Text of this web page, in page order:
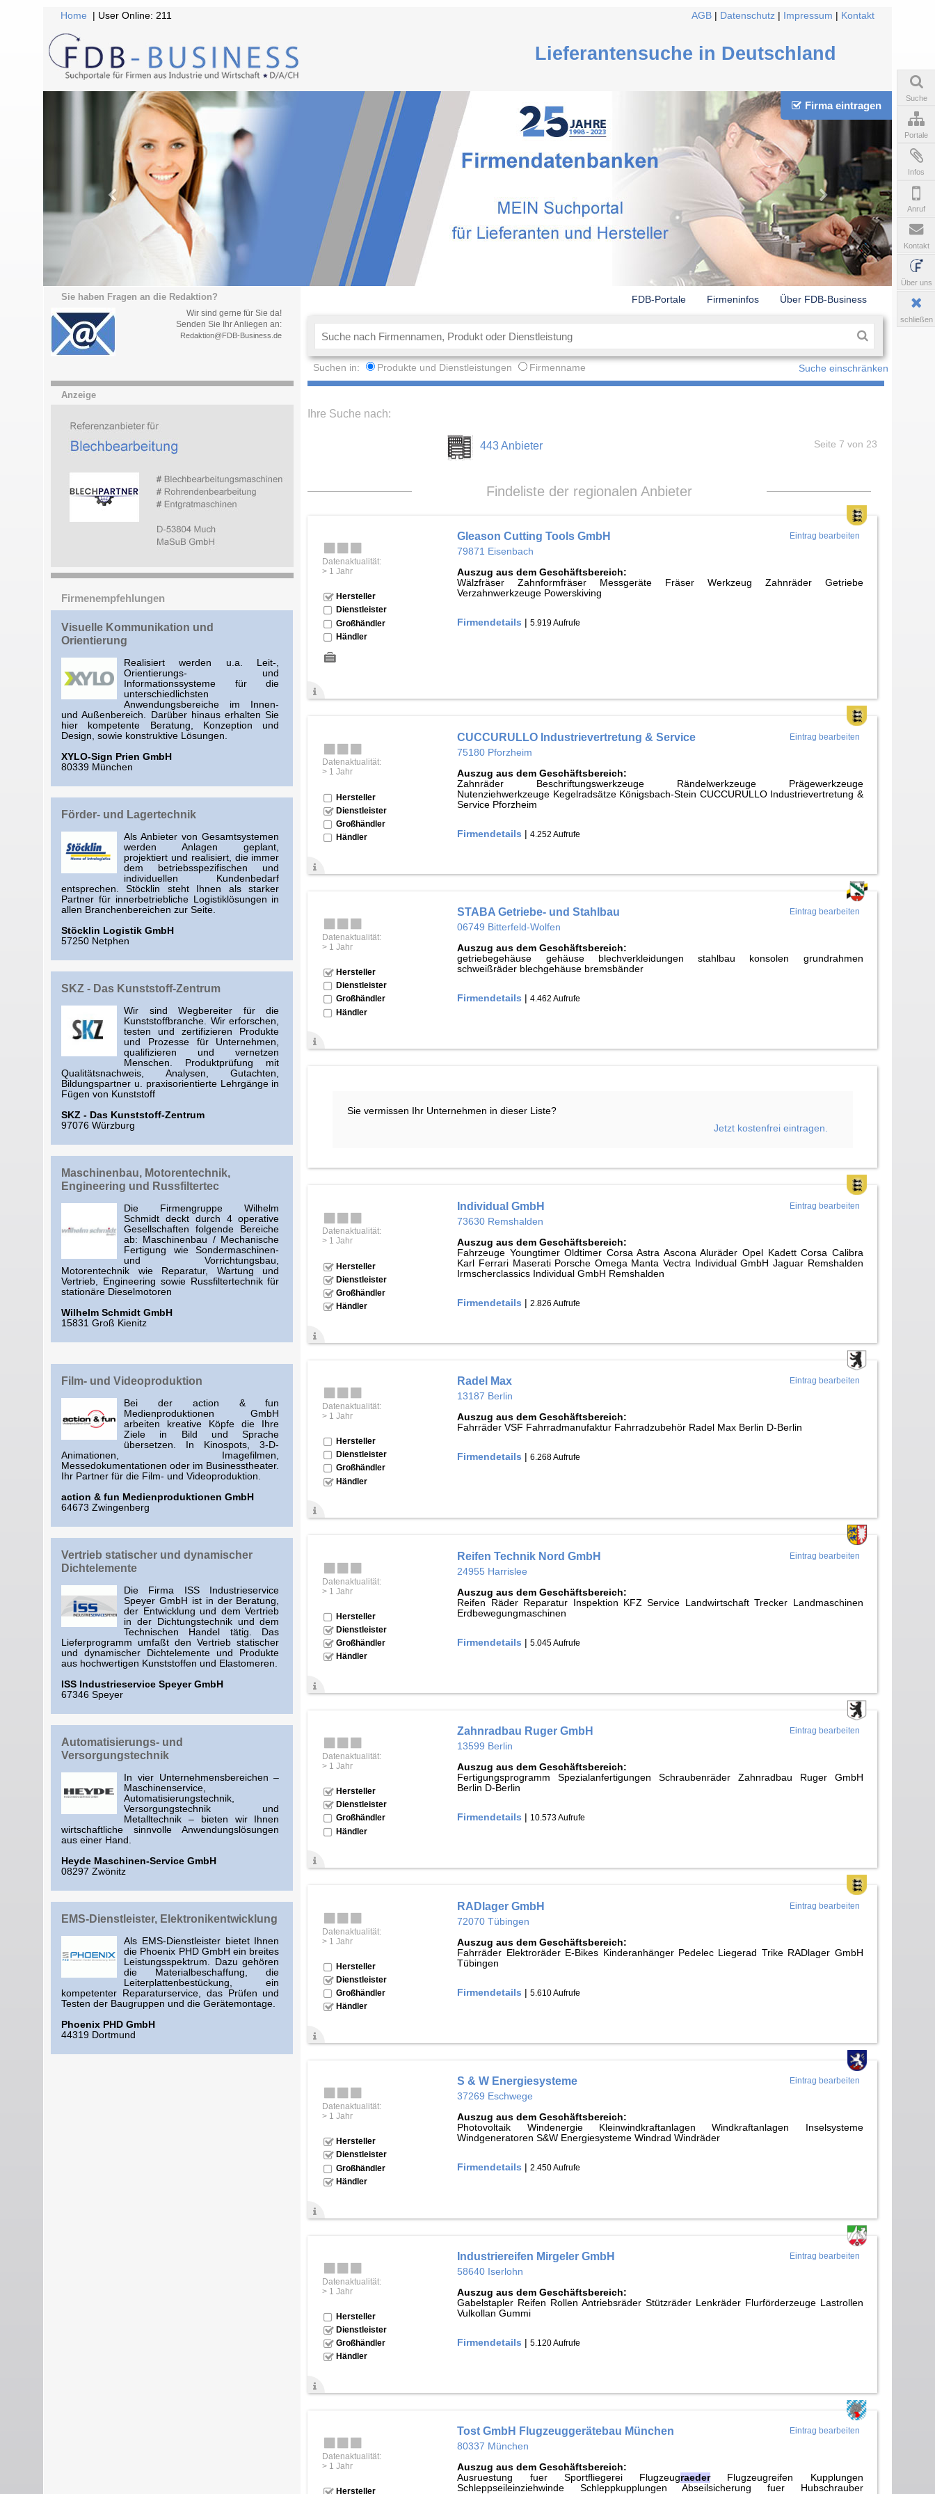
Home | User Online: 211 AGB Datenschutz Impressum Kontakt
Lieferantensuche in Deutschland
Firma eintragen
Sie haben Fragen an die Redaktion?
Wir sind gerne für Sie da!
Senden Sie Ihr Anliegen an:
Redaktion@FDB-Business.de
FDB-Portale Firmeninfos Über FDB-Business
Suchen in: Produkte und Dienstleistungen Firmenname Suche einschränken
Anzeige
Firmenempfehlungen
Visuelle Kommunikation und
Orientierung
Realisiert werden u.a. Leit-,
Orientierungs- und
Informationssysteme für die
unterschiedlichsten
Anwendungsbereiche im Innen-
und Außenbereich. Darüber hinaus erhalten Sie
hier kompetente Beratung, Konzeption und
Design, sowie konstruktive Lösungen.
XYLO-Sign Prien GmbH
80339 München
Förder- und Lagertechnik
Als Anbieter von Gesamtsystemen
werden Anlagen geplant,
projektiert und realisiert, die immer
dem betriebsspezifischen und
individuellen Kundenbedarf
entsprechen. Stöcklin steht Ihnen als starker
Partner für innerbetriebliche Logistiklösungen in
allen Branchenbereichen zur Seite.
Stöcklin Logistik GmbH
57250 Netphen
SKZ - Das Kunststoff-Zentrum
Wir sind Wegbereiter für die
Kunststoffbranche. Wir erforschen,
testen und zertifizieren Produkte
und Prozesse für Unternehmen,
qualifizieren und vernetzen
Menschen. Produktprüfung mit
Qualitätsnachweis, Analysen, Gutachten,
Bildungspartner u. praxisorientierte Lehrgänge in
Fügen von Kunststoff
SKZ - Das Kunststoff-Zentrum
97076 Würzburg
Maschinenbau, Motorentechnik,
Engineering und Russfiltertec
Die Firmengruppe Wilhelm
Schmidt deckt durch 4 operative
Gesellschaften folgende Bereiche
ab: Maschinenbau / Mechanische
Fertigung wie Sondermaschinen-
und Vorrichtungsbau,
Motorentechnik wie Reparatur, Wartung und
Vertrieb, Engineering sowie Russfiltertechnik für
stationäre Dieselmotoren
Wilhelm Schmidt GmbH
15831 Groß Kienitz
Film- und Videoproduktion
Bei der action & fun
Medienproduktionen GmbH
arbeiten kreative Köpfe die Ihre
Ziele in Bild und Sprache
übersetzen. In Kinospots, 3-D-
Animationen, Imagefilmen,
Messedokumentationen oder im Businesstheater.
Ihr Partner für die Film- und Videoproduktion.
action & fun Medienproduktionen GmbH
64673 Zwingenberg
Vertrieb statischer und dynamischer
Dichtelemente
Die Firma ISS Industrieservice
Speyer GmbH ist in der Beratung,
der Entwicklung und dem Vertrieb
in der Dichtungstechnik und dem
Technischen Handel tätig. Das
Lieferprogramm umfaßt den Vertrieb statischer
und dynamischer Dichtelemente und Produkte
aus hochwertigen Kunststoffen und Elastomeren.
ISS Industrieservice Speyer GmbH
67346 Speyer
Automatisierungs- und
Versorgungstechnik
In vier Unternehmensbereichen –
Maschinenservice,
Automatisierungstechnik,
Versorgungstechnik und
Metalltechnik – bieten wir Ihnen
wirtschaftliche sinnvolle Anwendungslösungen
aus einer Hand.
Heyde Maschinen-Service GmbH
08297 Zwönitz
EMS-Dienstleister, Elektronikentwicklung
Als EMS-Dienstleister bietet Ihnen
die Phoenix PHD GmbH ein breites
Leistungsspektrum. Dazu gehören
die Materialbeschaffung, die
Leiterplattenbestückung, ein
kompetenter Reparaturservice, das Prüfen und
Testen der Baugruppen und die Gerätemontage.
Phoenix PHD GmbH
44319 Dortmund
Ihre Suche nach:
443 Anbieter Seite 7 von 23
Findeliste der regionalen Anbieter
Datenaktualität:
> 1 Jahr
Hersteller
Dienstleister
Großhändler
Händler
Eintrag bearbeiten
Gleason Cutting Tools GmbH
79871 Eisenbach
Auszug aus dem Geschäftsbereich:
Wälzfräser Zahnformfräser Messgeräte Fräser Werkzeug Zahnräder Getriebe
Verzahnwerkzeuge Powerskiving
Firmendetails |5.919 Aufrufe
Datenaktualität:
> 1 Jahr
Hersteller
Dienstleister
Großhändler
Händler
Eintrag bearbeiten
CUCCURULLO Industrievertretung & Service
75180 Pforzheim
Auszug aus dem Geschäftsbereich:
Zahnräder Beschriftungswerkzeuge Rändelwerkzeuge Prägewerkzeuge
Nutenziehwerkzeuge Kegelradsätze Königsbach-Stein CUCCURULLO Industrievertretung &
Service Pforzheim
Firmendetails |4.252 Aufrufe
Datenaktualität:
> 1 Jahr
Hersteller
Dienstleister
Großhändler
Händler
Eintrag bearbeiten
STABA Getriebe- und Stahlbau
06749 Bitterfeld-Wolfen
Auszug aus dem Geschäftsbereich:
getriebegehäuse gehäuse blechverkleidungen stahlbau konsolen grundrahmen
schweißräder blechgehäuse bremsbänder
Firmendetails |4.462 Aufrufe
Sie vermissen Ihr Unternehmen in dieser Liste?
Jetzt kostenfrei eintragen.
Datenaktualität:
> 1 Jahr
Hersteller
Dienstleister
Großhändler
Händler
Eintrag bearbeiten
Individual GmbH
73630 Remshalden
Auszug aus dem Geschäftsbereich:
Fahrzeuge Youngtimer Oldtimer Corsa Astra Ascona Aluräder Opel Kadett Corsa Calibra
Karl Ferrari Maserati Porsche Omega Manta Vectra Individual GmbH Jaguar Remshalden
Irmscherclassics Individual GmbH Remshalden
Firmendetails |2.826 Aufrufe
Datenaktualität:
> 1 Jahr
Hersteller
Dienstleister
Großhändler
Händler
Eintrag bearbeiten
Radel Max
13187 Berlin
Auszug aus dem Geschäftsbereich:
Fahrräder VSF Fahrradmanufaktur Fahrradzubehör Radel Max Berlin D-Berlin
Firmendetails |6.268 Aufrufe
Datenaktualität:
> 1 Jahr
Hersteller
Dienstleister
Großhändler
Händler
Eintrag bearbeiten
Reifen Technik Nord GmbH
24955 Harrislee
Auszug aus dem Geschäftsbereich:
Reifen Räder Reparatur Inspektion KFZ Service Landwirtschaft Trecker Landmaschinen
Erdbewegungmaschinen
Firmendetails |5.045 Aufrufe
Datenaktualität:
> 1 Jahr
Hersteller
Dienstleister
Großhändler
Händler
Eintrag bearbeiten
Zahnradbau Ruger GmbH
13599 Berlin
Auszug aus dem Geschäftsbereich:
Fertigungsprogramm Spezialanfertigungen Schraubenräder Zahnradbau Ruger GmbH
Berlin D-Berlin
Firmendetails 10.573 Aufrufe
Datenaktualität:
> 1 Jahr
Hersteller
Dienstleister
Großhändler
Händler
Eintrag bearbeiten
RADlager GmbH
72070 Tübingen
Auszug aus dem Geschäftsbereich:
Fahrräder Elektroräder E-Bikes Kinderanhänger Pedelec Liegerad Trike RADlager GmbH
Tübingen
Firmendetails |5.610 Aufrufe
Datenaktualität:
> 1 Jahr
Hersteller
Dienstleister
Großhändler
Händler
Eintrag bearbeiten
S & W Energiesysteme
37269 Eschwege
Auszug aus dem Geschäftsbereich:
Photovoltaik Windenergie Kleinwindkraftanlagen Windkraftanlagen Inselsysteme
Windgeneratoren S&W Energiesysteme Windrad Windräder
Firmendetails |2.450 Aufrufe
Datenaktualität:
> 1 Jahr
Hersteller
Dienstleister
Großhändler
Händler
Eintrag bearbeiten
Industriereifen Mirgeler GmbH
58640 Iserlohn
Auszug aus dem Geschäftsbereich:
Gabelstapler Reifen Rollen Antriebsräder Stützräder Lenkräder Flurförderzeuge Lastrollen
Vulkollan Gummi
Firmendetails |5.120 Aufrufe
Datenaktualität:
> 1 Jahr
Hersteller
Eintrag bearbeiten
Tost GmbH Flugzeuggerätebau München
80337 München
Auszug aus dem Geschäftsbereich:
Ausruestung fuer Sportfliegerei FlugzeugraederFlugzeugreifen Kupplungen
Schleppseileinziehwinde Schleppkupplungen Abseilsicherung fuer Hubschrauber
Suche
Portale
Infos
Anruf
Kontakt
Über uns
schließen